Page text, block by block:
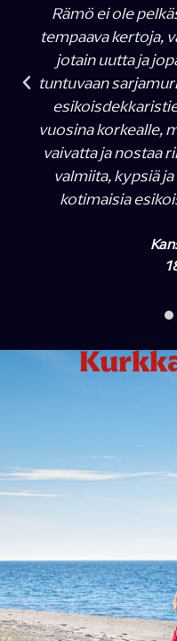
Rämö ei ole
tempaava kertoja,
jotain uutta ja
tuntuvaan
vuosina korkealle,
vaivatta ja nostaa
valmiita, kypsiä
kotimaisia